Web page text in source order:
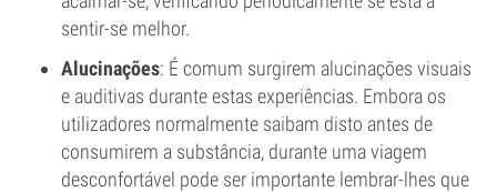
sentir-se melhor.
Alucinações: É comum surgirem alucinações visuais
e auditivas durante estas experiências. Embora os
utilizadores normalmente saibam disto antes de
consumirem a substância, durante uma viagem
desconfortável pode ser importante lembrar-lhes que